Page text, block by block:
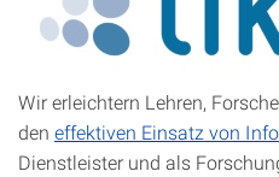
Wir erleichtern Lehren,
den effektiven Einsatz von
Dienstleister und als